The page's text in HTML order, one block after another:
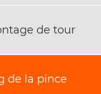
de tour
de la pince